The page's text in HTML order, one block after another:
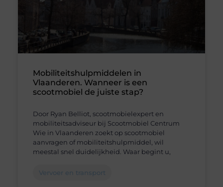
Mobiliteitshulpmiddelen in
Vlaanderen. Wanneer is een
scootmobiel de juiste stap?
Door Ryan Belliot, scootmobielexpert en
mobiliteitsadviseur bij Scootmobiel Centrum
Wie in Vlaanderen zoekt op scootmobiel
aanvragen of mobiliteitshulpmiddel, wil
meestal snel duidelijkheid. Waar begint u,
Vervoer en transport